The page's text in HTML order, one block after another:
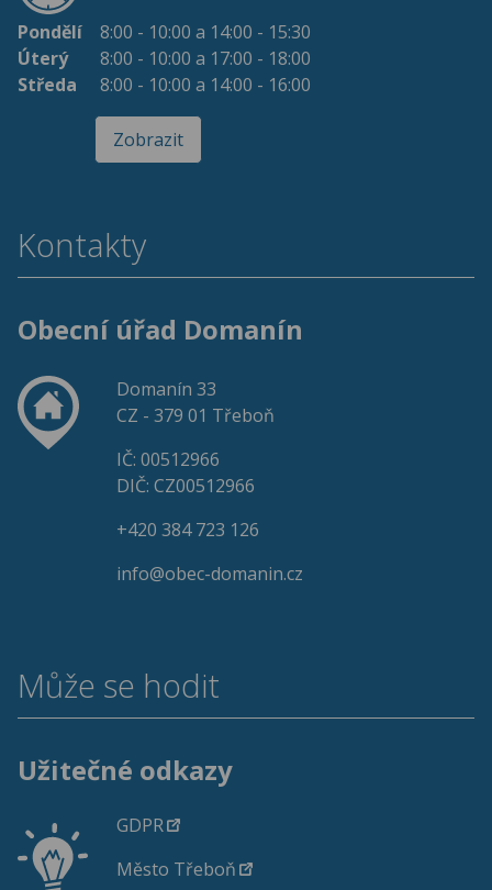
Pondělí
8:00 - 10:00 a 14:00 - 15:30
Úterý
8:00 - 10:00 a 17:00 - 18:00
Středa
8:00 - 10:00 a 14:00 - 16:00
Zobrazit
Kontakty
Obecní úřad Domanín
Domanín 33
CZ - 379 01 Třeboň
IČ: 00512966
DIČ: CZ00512966
+420 384 723 126
info@obec-domanin.cz
Může se hodit
Užitečné odkazy
GDPR
Město Třeboň